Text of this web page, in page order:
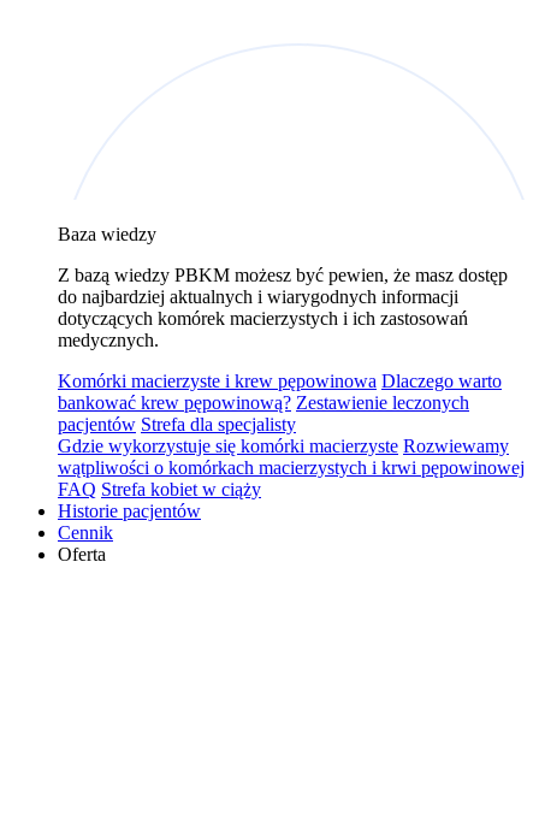
Baza wiedzy
Z bazą wiedzy PBKM możesz być pewien, że masz dostęp
do najbardziej aktualnych i wiarygodnych informacji
dotyczących komórek macierzystych i ich zastosowań
medycznych.
Komórki macierzyste i krew pępowinowa Dlaczego warto
bankować krew pępowinową? Zestawienie leczonych
pacjentów Strefa dla specjalisty
Gdzie wykorzystuje się komórki macierzyste Rozwiewamy
wątpliwości o komórkach macierzystych i krwi pępowinowej
FAQ Strefa kobiet w ciąży
Historie pacjentów
Cennik
Oferta